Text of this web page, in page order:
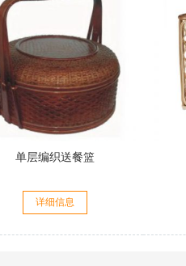
单层编织送餐篮
详细信息